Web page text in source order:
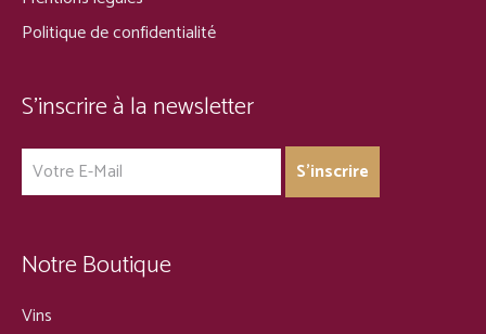
Politique de confidentialité
S’inscrire à la newsletter
Notre Boutique
Vins